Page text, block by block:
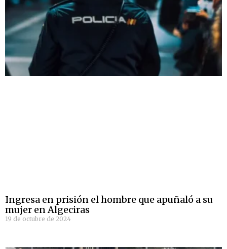
Ingresa en prisión el hombre que apuñaló a su
mujer en Algeciras
19 de octubre de 2024